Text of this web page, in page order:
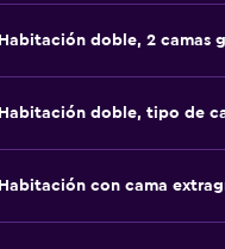
Habitación doble, 2 camas
Habitación doble, tipo de
Habitación con cama